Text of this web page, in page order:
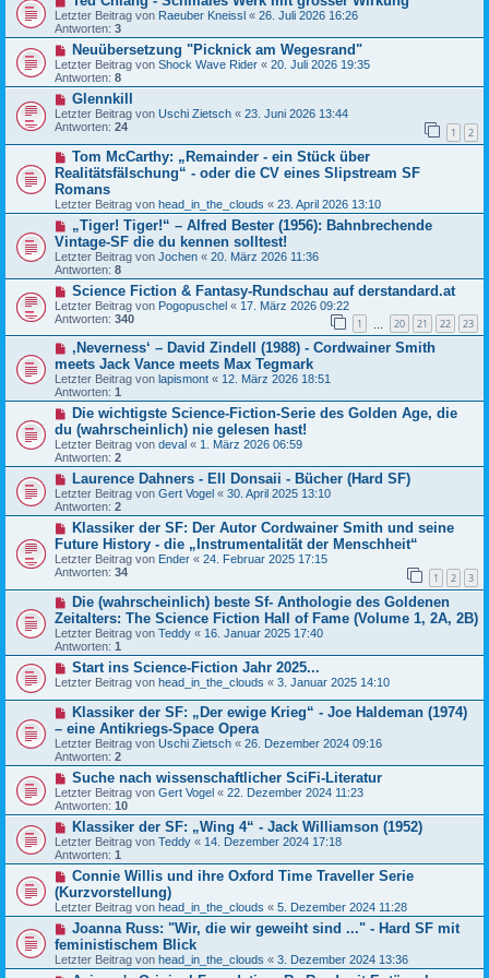
Letzter Beitrag von Raeuber Kneissl « 26. Juli 2026 16:26
Antworten: 3
Neuübersetzung "Picknick am Wegesrand"
Letzter Beitrag von Shock Wave Rider « 20. Juli 2026 19:35
Antworten: 8
Glennkill
Letzter Beitrag von Uschi Zietsch « 23. Juni 2026 13:44
Antworten: 24 1 2
Tom McCarthy: „Remainder - ein Stück über
Realitätsfälschung“ - oder die CV eines Slipstream SF
Romans
Letzter Beitrag von head_in_the_clouds « 23. April 2026 13:10
„Tiger! Tiger!“ – Alfred Bester (1956): Bahnbrechende
Vintage-SF die du kennen solltest!
Letzter Beitrag von Jochen « 20. März 2026 11:36
Antworten: 8
Science Fiction & Fantasy-Rundschau auf derstandard.at
Letzter Beitrag von Pogopuschel « 17. März 2026 09:22
Antworten: 340 1 20 21 22 23
‚Neverness‘ – David Zindell (1988) - Cordwainer Smith
meets Jack Vance meets Max Tegmark
Letzter Beitrag von lapismont « 12. März 2026 18:51
Antworten: 1
Die wichtigste Science-Fiction-Serie des Golden Age, die
du (wahrscheinlich) nie gelesen hast!
Letzter Beitrag von deval « 1. März 2026 06:59
Antworten: 2
Laurence Dahners - Ell Donsaii - Bücher (Hard SF)
Letzter Beitrag von Gert Vogel « 30. April 2025 13:10
Antworten: 2
Klassiker der SF: Der Autor Cordwainer Smith und seine
Future History - die „Instrumentalität der Menschheit“
Letzter Beitrag von Ender « 24. Februar 2025 17:15
Antworten: 34 1 2 3
Die (wahrscheinlich) beste Sf- Anthologie des Goldenen
Zeitalters: The Science Fiction Hall of Fame (Volume 1, 2A, 2B)
Letzter Beitrag von Teddy « 16. Januar 2025 17:40
Antworten: 1
Start ins Science-Fiction Jahr 2025...
Letzter Beitrag von head_in_the_clouds « 3. Januar 2025 14:10
Klassiker der SF: „Der ewige Krieg“ - Joe Haldeman (1974)
– eine Antikriegs-Space Opera
Letzter Beitrag von Uschi Zietsch « 26. Dezember 2024 09:16
Antworten: 2
Suche nach wissenschaftlicher SciFi-Literatur
Letzter Beitrag von Gert Vogel « 22. Dezember 2024 11:23
Antworten: 10
Klassiker der SF: „Wing 4“ - Jack Williamson (1952)
Letzter Beitrag von Teddy « 14. Dezember 2024 17:18
Antworten: 1
Connie Willis und ihre Oxford Time Traveller Serie
(Kurzvorstellung)
Letzter Beitrag von head_in_the_clouds « 5. Dezember 2024 11:28
Joanna Russ: "Wir, die wir geweiht sind ..." - Hard SF mit
feministischem Blick
Letzter Beitrag von head_in_the_clouds « 3. Dezember 2024 13:36